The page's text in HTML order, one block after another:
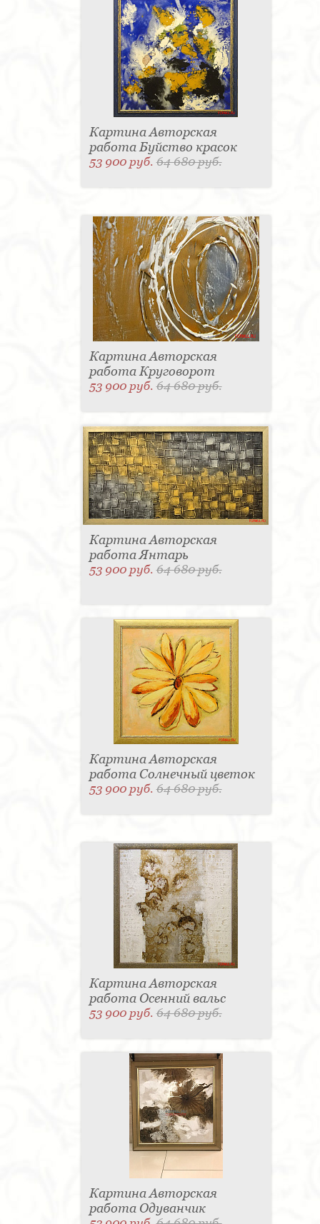
Картина Авторская
работа Буйство красок
53 900 руб.64 680 руб.
Картина Авторская
работа Круговорот
53 900 руб.64 680 руб.
Картина Авторская
работа Янтарь
53 900 руб.64 680 руб.
Картина Авторская
работа Солнечный цветок
53 900 руб.64 680 руб.
Картина Авторская
работа Осенний вальс
53 900 руб.64 680 руб.
Картина Авторская
работа Одуванчик